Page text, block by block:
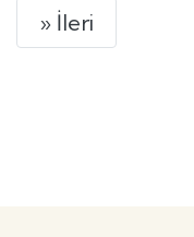
» İleri